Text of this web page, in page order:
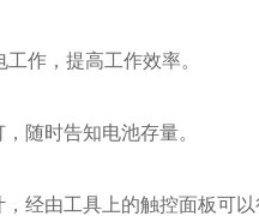
作，提高工作效率。
时告知电池存量。
由工具上的触控面板可以